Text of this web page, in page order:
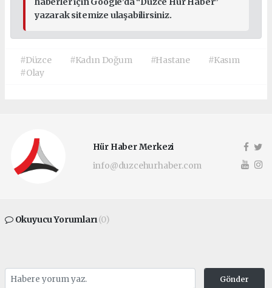
yazarak sitemize ulaşabilirsiniz.
#Düzce #Kadın Doğum #Hastane
#Kasım
#Olay
Hür Haber Merkezi
info@duzcehurhaber.com
Okuyucu Yorumları(0)
Gönder